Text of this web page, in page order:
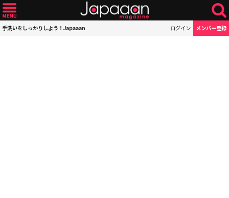
手洗いをしっかりしよう！Japaaan ログイン メンバー登録